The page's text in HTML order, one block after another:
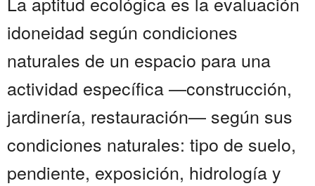
idoneidad según condiciones
naturales de un espacio para una
actividad específica —construcción,
jardinería, restauración— según sus
condiciones naturales: tipo de suelo,
pendiente, exposición, hidrología y